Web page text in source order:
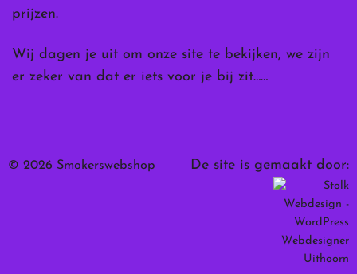
prijzen.
Wij dagen je uit om onze site te bekijken, we zijn
er zeker van dat er iets voor je bij zit……
© 2026 Smokerswebshop De site is gemaakt door: